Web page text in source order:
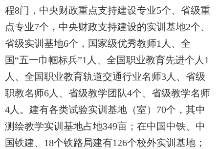
程8门，中央财政重点支持建设专业5个、省级重
点专业7个，中央财政支持建设的实训基地2个、
省级实训基地6个，国家级优秀教师1 人、全
国“五一巾帼标兵”1 人、全国职业教育先进个人 1
人、全国职业教育轨道交通行业名师3人、省级
职教名师6人、省级教学团队4个、省级教学名师
4人。建有各类试验实训基地（室） 70个，其中
测绘教学实训基地占地349亩；在中国中铁、中
国铁建、 18个铁路局建有126个校外实训基地；